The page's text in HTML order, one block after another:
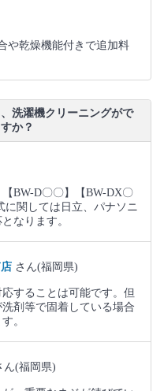
や乾燥機能付きで追加料
洗濯機クリーニングがで
か？
BW-D〇〇】【BW-DX〇
に関しては日立、パナソニ
なります。
さん(福岡県)
することは可能です。但
剤等で固着している場合
。
ん(福岡県)